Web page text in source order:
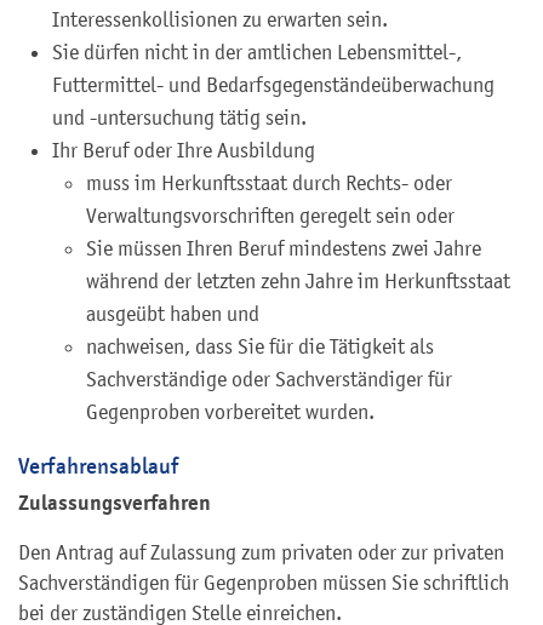
Interessenkollisionen zu erwarten sein.
Sie dürfen nicht in der amtlichen Lebensmittel-,
Futtermittel- und Bedarfsgegenständeüberwachung
und -untersuchung tätig sein.
Ihr Beruf oder Ihre Ausbildung
muss im Herkunftsstaat durch Rechts- oder
Verwaltungsvorschriften geregelt sein oder
Sie müssen Ihren Beruf mindestens zwei Jahre
während der letzten zehn Jahre im Herkunftsstaat
ausgeübt haben und
nachweisen, dass Sie für die Tätigkeit als
Sachverständige oder Sachverständiger für
Gegenproben vorbereitet wurden.
Verfahrensablauf
Zulassungsverfahren
Den Antrag auf Zulassung zum privaten oder zur privaten
Sachverständigen für Gegenproben müssen Sie schriftlich
bei der zuständigen Stelle einreichen.